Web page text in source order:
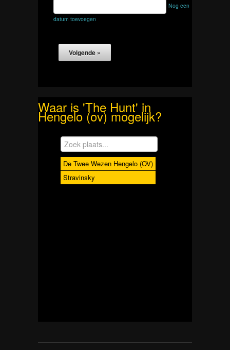
Nog een
datum toevoegen
Waar is 'The Hunt' in
Hengelo (ov) mogelijk?
De Twee Wezen Hengelo (OV)
Stravinsky